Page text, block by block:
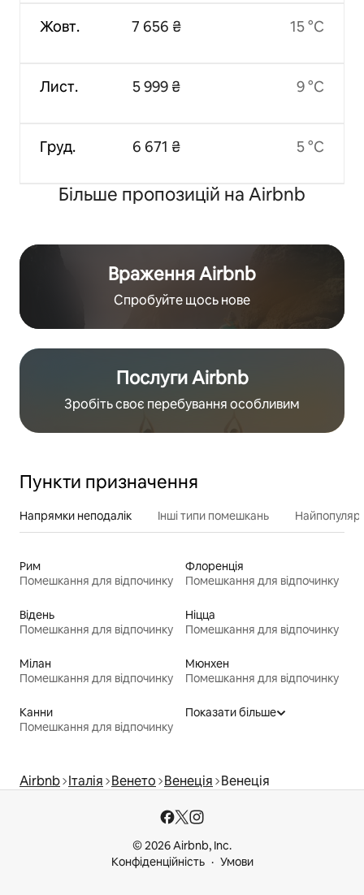
Жовт.
Лист.
Груд.
7 656 ₴
5 999 ₴
6 671 ₴
15 °C
9 °C
5 °C
Більше пропозицій на Airbnb
Враження Airbnb
Спробуйте щось нове
Послуги Airbnb
Зробіть своє перебування особливим
Пункти призначення
Напрямки неподалік Інші типи помешкань
Рим
Помешкання для відпочинку
Флоренція
Помешкання для відпочинку
Відень
Помешкання для відпочинку
Ніцца
Помешкання для відпочинку
Мілан
Помешкання для відпочинку
Мюнхен
Помешкання для відпочинку
Канни
Помешкання для відпочинку
Показати більше
Airbnb Італія Венето Венеція Венеція
© 2026 Airbnb, Inc.
Конфіденційність
Умови